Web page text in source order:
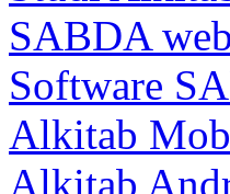
SABDA web
Software
Alkitab
Alkitab